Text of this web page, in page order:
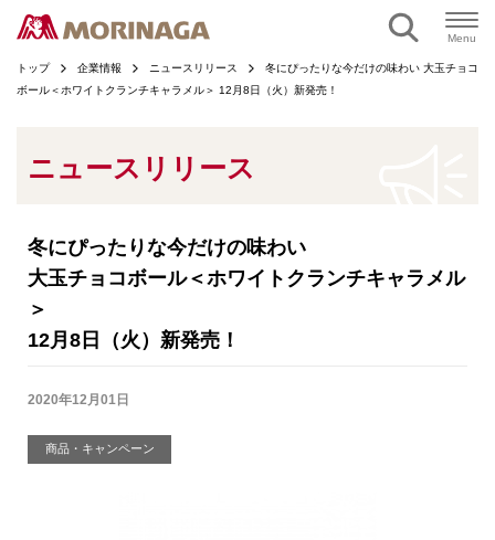
Menu
トップ 企業情報 ニュースリリース
冬にぴったりな今だけの味わい 大玉チョコ
ボール＜ホワイトクランチキャラメル＞ 12月8日（火）新発売！
ニュースリリース
冬にぴったりな今だけの味わい
大玉チョコボール＜ホワイトクランチキャラメル
＞
12月8日（火）新発売！
2020年12月01日
商品・キャンペーン